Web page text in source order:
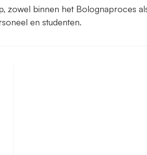
zowel binnen het Bolognaproces
en studenten.